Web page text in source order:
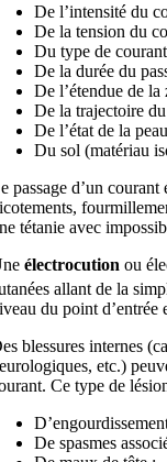
De l’intensité du
De la tension du
Du type de
De la durée du
De l’étendue de
De la trajectoire
De l’état de la
Du sol (matériau
passage d’un
tétanie avec
électrocution ou
allant de la
du point d’entrée
blessures internes
etc.)
Ce type de
De spasmes